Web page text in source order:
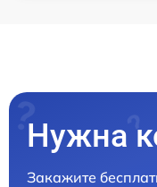
Нужна
Закажите